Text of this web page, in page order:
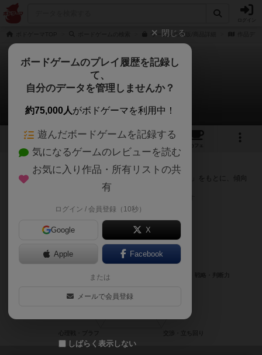
ウーロンの通販/商品詳細
ウーロン
次のおすすめボードゲーム
1 2
カフェ
『ウーロン』が好きな方へのおすすめ
このゲームのトップページで投票された「プレイ感の評価」をもとに、傾向
が近いボードゲームをランキング形式で紹介します。
閉じる
ボードゲームのプレイ履歴を記録し
て、
自分のデータを管理しませんか？
約75,000人がボドゲーマを利用中！
遊んだボードゲームを記録する
気になるゲームのレビューを読む
お気に入り作品・所有リストの共
有
ログイン / 会員登録（10秒）
Google X
Apple Facebook
または
メールで会員登録
しばらく表示しない